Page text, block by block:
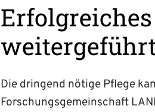
Die dringend nötige Pflege
Forschungsgemeinschaft